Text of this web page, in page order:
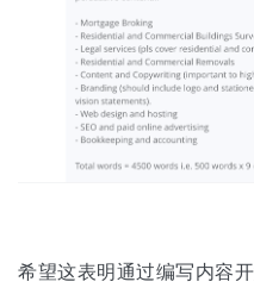
希望这表明通过编写内容